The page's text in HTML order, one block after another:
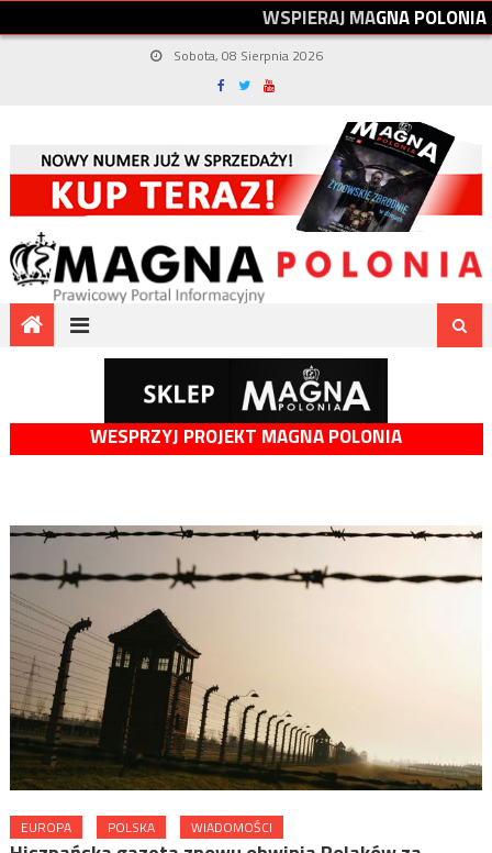
WSPIERAJMAGNAPOLONIA
Sobota, 08 Sierpnia 2026
WESPRZYJ PROJEKT MAGNA POLONIA
EUROPA POLSKA WIADOMOŚCI